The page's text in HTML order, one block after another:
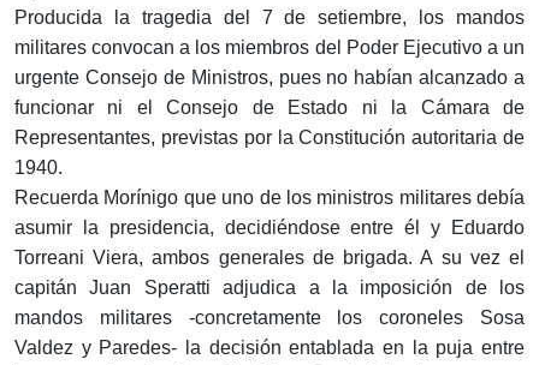
Producida la tragedia del 7 de setiembre, los mandos
militares convocan a los miembros del Poder Ejecutivo a un
urgente Consejo de Ministros, pues no habían alcanzado a
funcionar ni el Consejo de Estado ni la Cámara de
Representantes, previstas por la Constitución autoritaria de
1940.
Recuerda Morínigo que uno de los ministros militares debía
asumir la presidencia, decidiéndose entre él y Eduardo
Torreani Viera, ambos generales de brigada. A su vez el
capitán Juan Speratti adjudica a la imposición de los
mandos militares -concretamente los coroneles Sosa
Valdez y Paredes- la decisión entablada en la puja entre